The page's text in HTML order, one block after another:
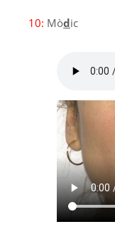
10: Mòdic